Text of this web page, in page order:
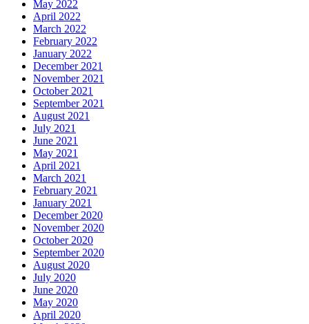
May 2022
April 2022
March 2022
February 2022
January 2022
December 2021
November 2021
October 2021
September 2021
August 2021
July 2021
June 2021
May 2021
April 2021
March 2021
February 2021
January 2021
December 2020
November 2020
October 2020
September 2020
August 2020
July 2020
June 2020
May 2020
April 2020